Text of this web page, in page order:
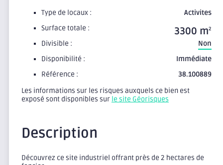
Type de locaux :
Activites
Surface totale :
3300 m2
Divisible :
Non
Disponibilité :
Immédiate
Référence :
38.100889
Les informations sur les risques auxquels ce bien est
exposé sont disponibles sur le site Géorisques
Description
Découvrez ce site industriel offrant près de 2 hectares de